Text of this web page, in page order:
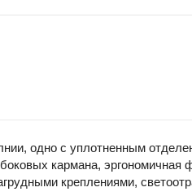
одно с уплотненным
кармана, эргономичная
креплениями,